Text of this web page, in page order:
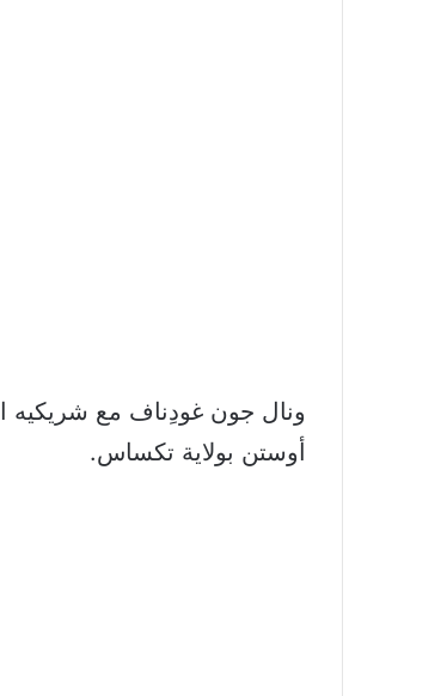
أوستن بولاية تكساس.